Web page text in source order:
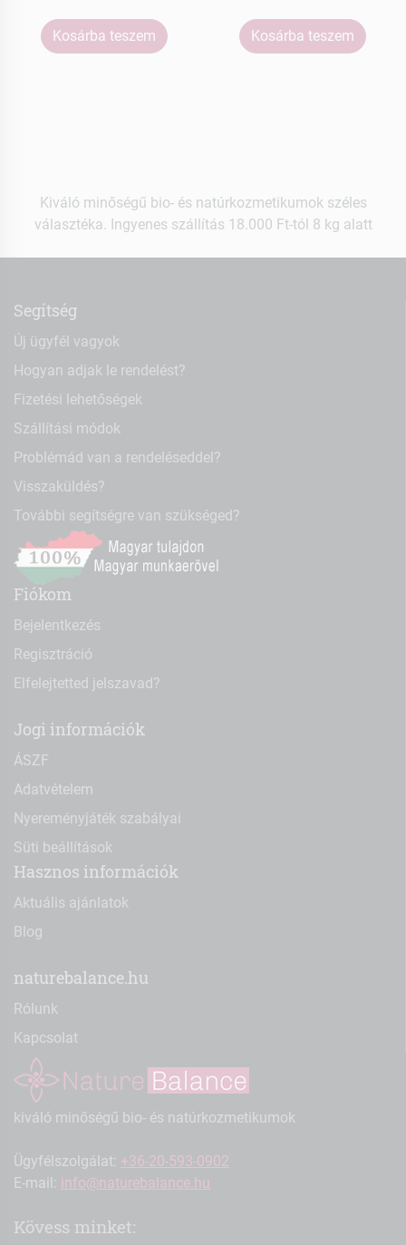
Kosárba teszem Kosárba teszem
Kiváló minőségű bio- és natúrkozmetikumok széles
választéka. Ingyenes szállítás 18.000 Ft-tól 8 kg alatt
Segítség
Új ügyfél vagyok
Hogyan adjak le rendelést?
Fizetési lehetőségek
Szállítási módok
Problémád van a rendeléseddel?
Visszaküldés?
További segítségre van szükséged?
Fiókom
Bejelentkezés
Regisztráció
Elfelejtetted jelszavad?
Jogi információk
ÁSZF
Adatvételem
Nyereményjáték szabályai
Süti beállítások
Hasznos információk
Aktuális ajánlatok
Blog
naturebalance.hu
Rólunk
Kapcsolat
kiváló minőségű bio- és natúrkozmetikumok
Ügyfélszolgálat: +36-20-593-0902
E-mail: info@naturebalance.hu
Kövess minket: